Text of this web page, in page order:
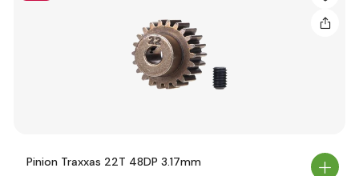
Pinion Traxxas 22T 48DP 3.17mm